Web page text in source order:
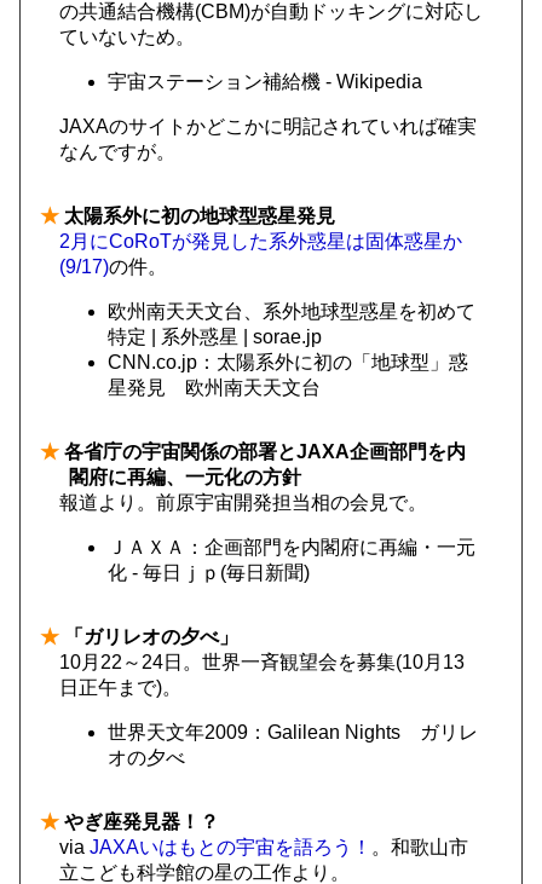
の共通結合機構(CBM)が自動ドッキングに対応し
ていないため。
宇宙ステーション補給機 - Wikipedia
JAXAのサイトかどこかに明記されていれば確実
なんですが。
★ 太陽系外に初の地球型惑星発見
2月にCoRoTが発見した系外惑星は固体惑星か
(9/17)の件。
欧州南天天文台、系外地球型惑星を初めて
特定 | 系外惑星 | sorae.jp
CNN.co.jp：太陽系外に初の「地球型」惑
星発見 欧州南天天文台
★ 各省庁の宇宙関係の部署とJAXA企画部門を内
閣府に再編、一元化の方針
報道より。前原宇宙開発担当相の会見で。
ＪＡＸＡ：企画部門を内閣府に再編・一元
化 - 毎日ｊｐ(毎日新聞)
★ 「ガリレオの夕べ」
10月22～24日。世界一斉観望会を募集(10月13
日正午まで)。
世界天文年2009：Galilean Nights ガリレ
オの夕べ
★ やぎ座発見器！？
via JAXAいはもとの宇宙を語ろう！ 。和歌山市
立こども科学館の星の工作より。